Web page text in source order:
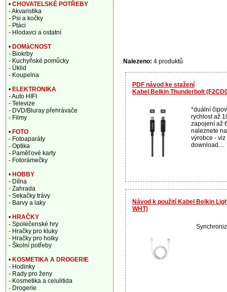
Nalezeno: 4 produktů
PDF návod ke stažení
Kabel Belkin Thunderbolt
*duální
rychlost až
zapojení až
naleznete
výrobce -
download....
Návod k použití Kabel Belkin
WHT)
• CHOVATELSKÉ POTŘEBY
- Akvaristika
- Psi a kočky
- Ptáci
- Hlodavci a ostatní
• DOMàCNOST
- Biokrby
- Kuchyňské pomůcky
- Úklid
- Koupelna
• ELEKTRONIKA
- Auto HIFI
- Televize
- DVD/Bluray přehrávače
- Filmy
• FOTO
- Fotoaparáty
- Optika
- Paměťové karty
- Fotorámečky
• HOBBY
- Dílna
- Zahrada
- Sekačky trávy
- Barvy a laky
• HRAČKY
- Společenské hry
- Hračky pro kluky
- Hračky pro holky
- Školní potřeby
• KOSMETIKA A DROGERIE
- Hodinky
- Rady pro ženy
- Kosmetika a celulitida
- Drogerie